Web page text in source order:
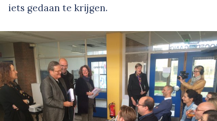
iets gedaan te krijgen.